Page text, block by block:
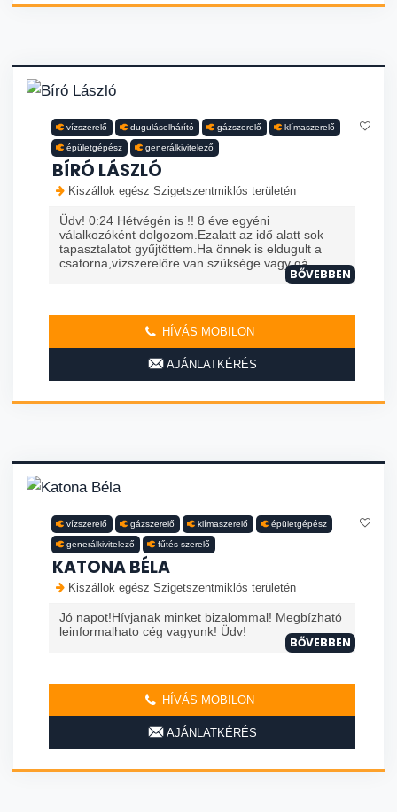
vízszerelő duguláselhárító gázszerelő klímaszerelő
épületgépész generálkivitelező
BÍRÓ LÁSZLÓ
Kiszállok egész Szigetszentmiklós területén
Üdv! 0:24 Hétvégén is !! 8 éve egyéni
válalkozóként dolgozom.Ezalatt az idő alatt sok
tapasztalatot gyűjtöttem.Ha önnek is eldugult a
csatorna,vízszerelőre van szüksége vagy gá
BŐVEBBEN
HÍVÁS MOBILON
AJÁNLATKÉRÉS
vízszerelő gázszerelő klímaszerelő épületgépész
generálkivitelező fűtés szerelő
KATONA BÉLA
Kiszállok egész Szigetszentmiklós területén
Jó napot!Hívjanak minket bizalommal! Megbízható
leinformalhato cég vagyunk! Üdv!
BŐVEBBEN
HÍVÁS MOBILON
AJÁNLATKÉRÉS